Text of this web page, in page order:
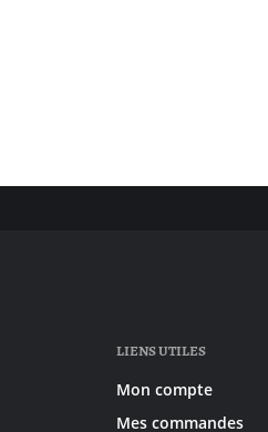
LIENS UTILES
Mon compte
Mes commandes